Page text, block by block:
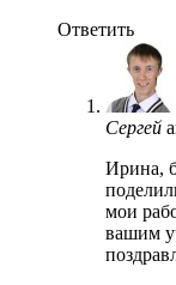
Ответить
Сергей
Ирина,
мои
вашим